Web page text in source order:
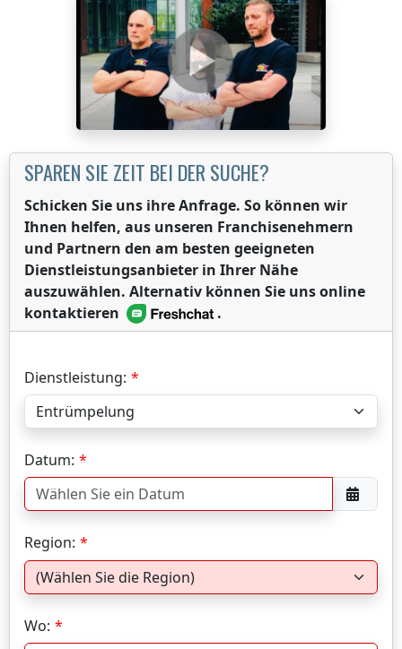
SPAREN SIE ZEIT BEI DER SUCHE?
Schicken Sie uns ihre Anfrage. So können wir
Ihnen helfen, aus unseren Franchisenehmern
und Partnern den am besten geeigneten
Dienstleistungsanbieter in Ihrer Nähe
auszuwählen. Alternativ können Sie uns online
kontaktieren
.
Dienstleistung:
Datum:
Region:
Wo: